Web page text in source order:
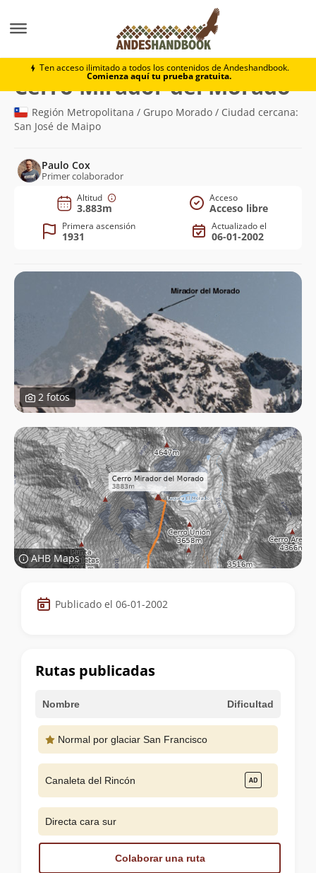
Ten acceso ilimitado a todos los contenidos de Andeshandbook.
Comienza aquí tu prueba gratuita.
Cerro Mirador del Morado
Cerro Mirador del Morado
Región Metropolitana / Grupo Morado / Ciudad cercana:
San José de Maipo
Paulo Cox
Primer colaborador
Altitud
3.883m
Acceso
Acceso libre
Primera ascensión
1931
Actualizado el
06-01-2002
2 fotos
AHB Maps
Datos
de
cumbre
Publicado el 06-01-2002
Rutas publicadas
Nombre Dificultad
Normal por glaciar San Francisco
Canaleta del Rincón
Directa cara sur
Colaborar una ruta